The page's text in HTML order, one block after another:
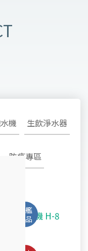
機 生飲淨水器
防疫專區
溫飲水機 H-8
熱飲水機 X-3
- 2SF
200
心TA-1100
202